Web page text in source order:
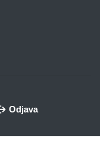
Odjava